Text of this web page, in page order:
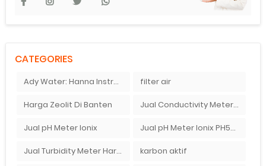
CATEGORIES
Ady Water: Hanna Instruments HI9126 filter air
Harga Zeolit Di Banten Jual Conductivity Meter Di Jakarta Pusat
Jual pH Meter Ionix Jual pH Meter Ionix PH50 Di Ady Water Bandung
Jual Turbidity Meter Harga Murah karbon aktif